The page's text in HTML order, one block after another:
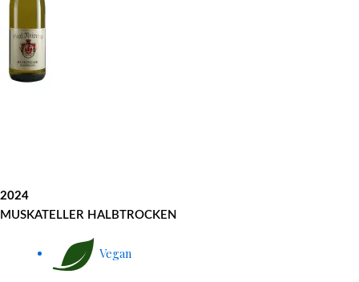
2024
MUSKATELLER HALBTROCKEN
Vegan